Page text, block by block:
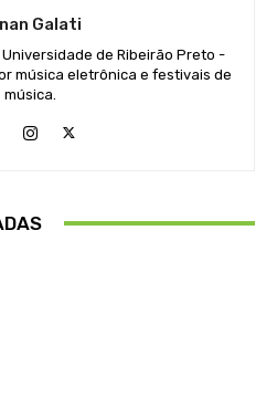
Galati
de Ribeirão Preto -
música eletrônica e festivais de
música.